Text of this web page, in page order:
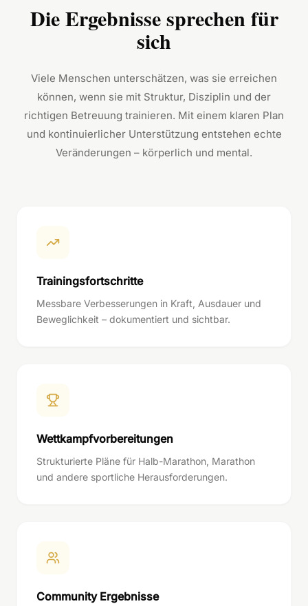
Die Ergebnisse sprechen für
sich
Viele Menschen unterschätzen, was sie erreichen
können, wenn sie mit Struktur, Disziplin und der
richtigen Betreuung trainieren. Mit einem klaren Plan
und kontinuierlicher Unterstützung entstehen echte
Veränderungen – körperlich und mental.
Trainingsfortschritte
Messbare Verbesserungen in Kraft, Ausdauer und
Beweglichkeit – dokumentiert und sichtbar.
Wettkampfvorbereitungen
Strukturierte Pläne für Halb-Marathon, Marathon
und andere sportliche Herausforderungen.
Community Ergebnisse